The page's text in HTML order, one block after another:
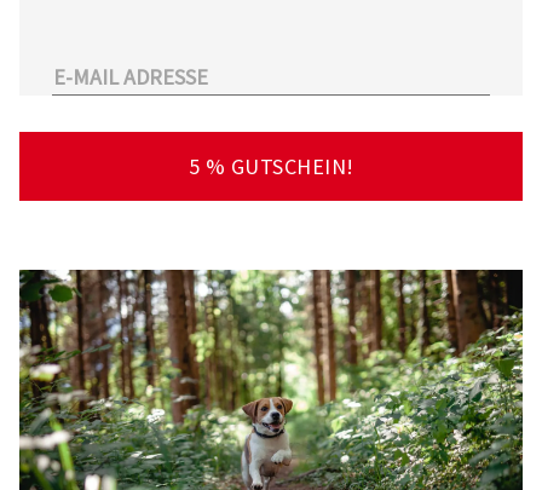
großen Anzahl an Partnertierärzten
finden – deutschlandweit!
5 % GUTSCHEIN!